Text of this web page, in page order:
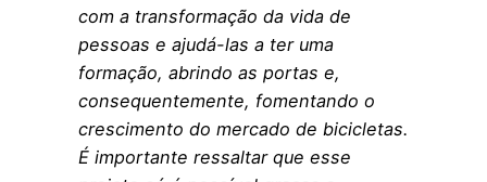
com a transformação da vida de
pessoas e ajudá-las a ter uma
formação, abrindo as portas e,
consequentemente, fomentando o
crescimento do mercado de bicicletas.
É importante ressaltar que esse